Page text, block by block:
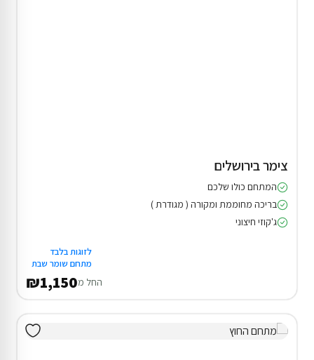
צימר בירושלים
המתחם כולו שלכם
בריכה מחוממת ומקורה ( מגודרת )
ג'קוזי חיצוני
לזוגות בלבד
מתחם שומר שבת
החל מ₪1,150